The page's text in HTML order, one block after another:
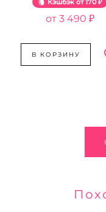
Кэшбэк 170 ₽
3 490 ₽
В КОРЗИНУ